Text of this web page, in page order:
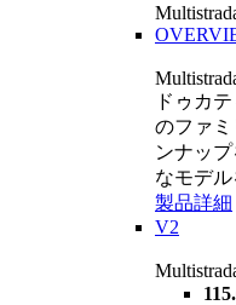
ドゥカ
のファ
ンナッ
なモデル
製品詳細
V2